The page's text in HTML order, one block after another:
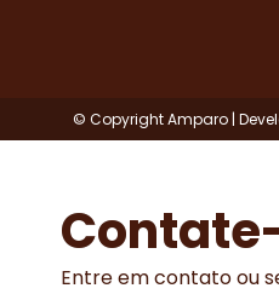
© Copyright Amparo |
Entre em contato ou